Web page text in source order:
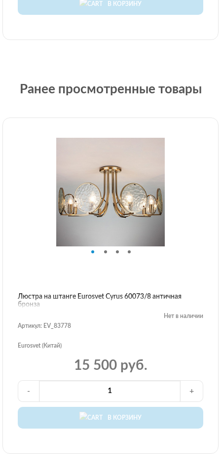
В КОРЗИНУ
Ранее просмотренные товары
Люстра на штанге Eurosvet Cyrus 60073/8 античная
бронза
Нет в наличии
Артикул: EV_83778
Eurosvet (Китай)
15 500 руб.
В КОРЗИНУ
- +